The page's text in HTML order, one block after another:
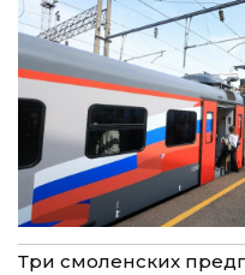
Три смоленских